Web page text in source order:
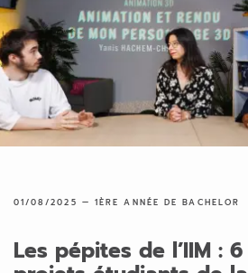
01/08/2025 — 1ÈRE ANNÉE DE BACHELOR
Les pépites de l’IIM : 6